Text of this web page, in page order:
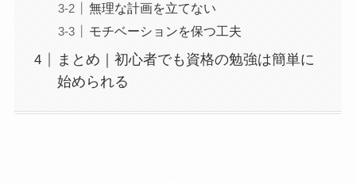
無理な計画を立てない
モチベーションを保つ工夫
まとめ｜初心者でも資格の勉強は簡単に
始められる